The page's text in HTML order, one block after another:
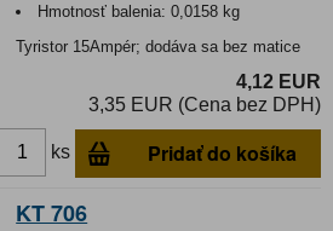
Hmotnosť balenia:0,0158 kg
Tyristor 15Ampér; dodáva sa bez matice
4,12 EUR
3,35 EUR (Cena bez DPH)
ks Pridať do košíka
KT 706